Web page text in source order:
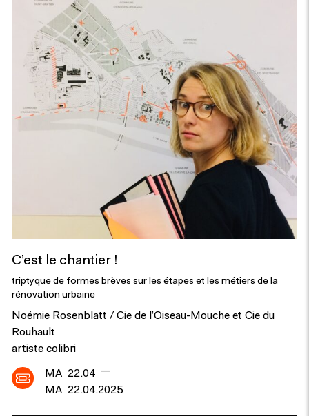
C’est le chantier !
triptyque de formes brèves sur les étapes et les métiers de la
rénovation urbaine
Noémie Rosenblatt / Cie de l’Oiseau-Mouche et Cie du
Rouhault
artiste colibri
MA 22.04 —
MA 22.04.2025